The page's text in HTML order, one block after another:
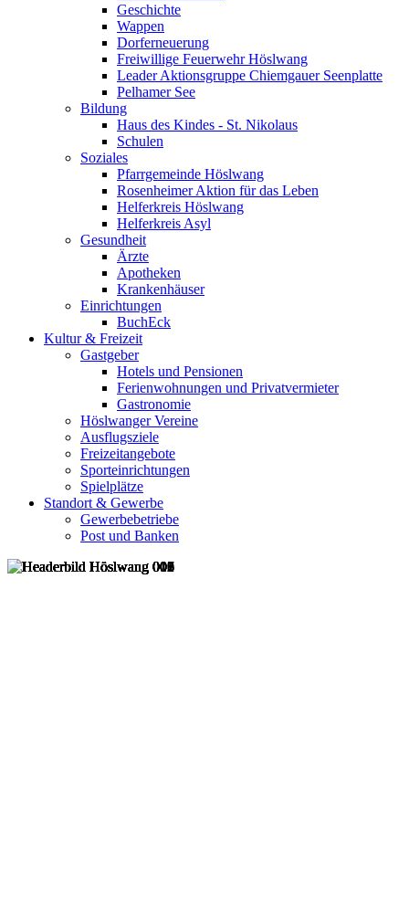
Geschichte
Wappen
Dorferneuerung
Freiwillige Feuerwehr Höslwang
Leader Aktionsgruppe Chiemgauer Seenplatte
Pelhamer See
Bildung
Haus des Kindes - St. Nikolaus
Schulen
Soziales
Pfarrgemeinde Höslwang
Rosenheimer Aktion für das Leben
Helferkreis Höslwang
Helferkreis Asyl
Gesundheit
Ärzte
Apotheken
Krankenhäuser
Einrichtungen
BuchEck
Kultur & Freizeit
Gastgeber
Hotels und Pensionen
Ferienwohnungen und Privatvermieter
Gastronomie
Höslwanger Vereine
Ausflugsziele
Freizeitangebote
Sporteinrichtungen
Spielplätze
Standort & Gewerbe
Gewerbebetriebe
Post und Banken